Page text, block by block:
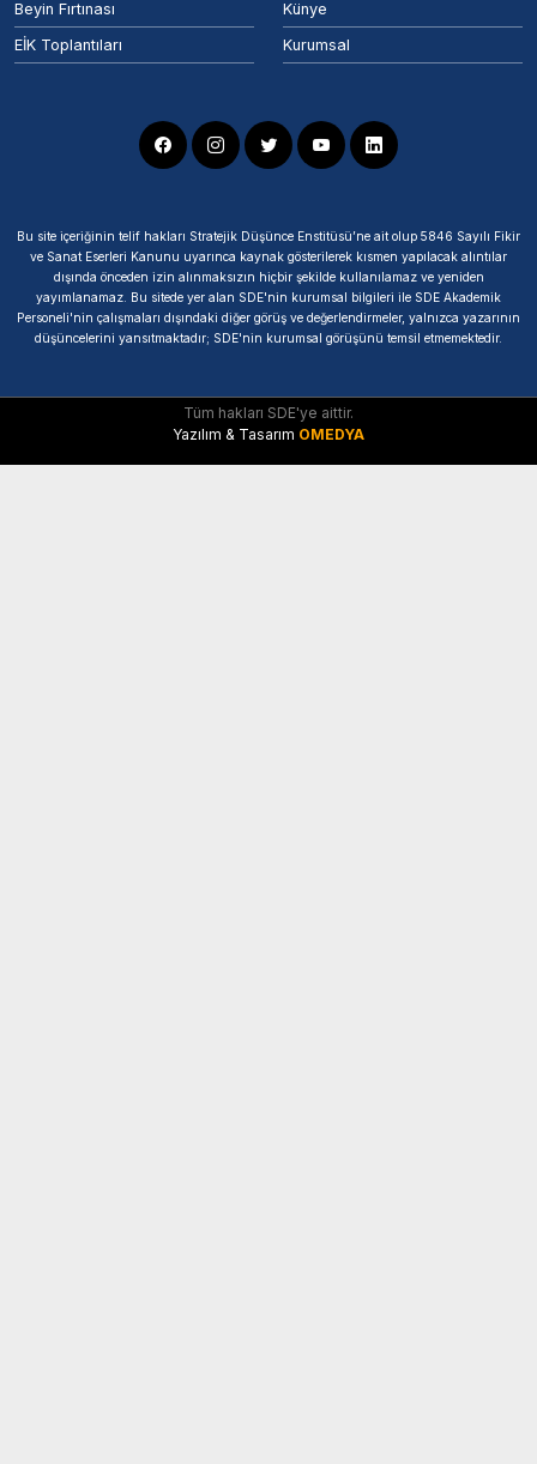
Beyin Fırtınası
EİK Toplantıları
Künye
Kurumsal
Bu site içeriğinin telif hakları Stratejik Düşünce Enstitüsü’ne ait olup 5846 Sayılı Fikir
ve Sanat Eserleri Kanunu uyarınca kaynak gösterilerek kısmen yapılacak alıntılar
dışında önceden izin alınmaksızın hiçbir şekilde kullanılamaz ve yeniden
yayımlanamaz. Bu sitede yer alan SDE'nin kurumsal bilgileri ile SDE Akademik
Personeli'nin çalışmaları dışındaki diğer görüş ve değerlendirmeler, yalnızca yazarının
düşüncelerini yansıtmaktadır; SDE'nin kurumsal görüşünü temsil etmemektedir.
Tüm hakları SDE'ye aittir.
Yazılım & Tasarım OMEDYA